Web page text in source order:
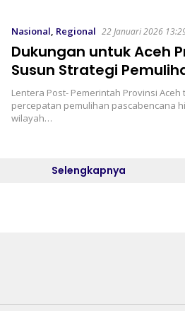
Nasional, Regional 22 Januari 2026
Dukungan untuk Aceh
Susun Strategi
Lentera Post- Pemerintah Provinsi
percepatan pemulihan pascabencana
wilayah…
Selengkapnya